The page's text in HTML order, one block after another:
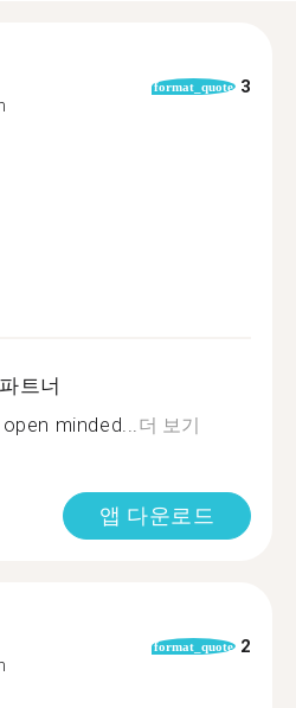
format_quote 3
트너
minded...더 보기
앱 다운로드
format_quote 2